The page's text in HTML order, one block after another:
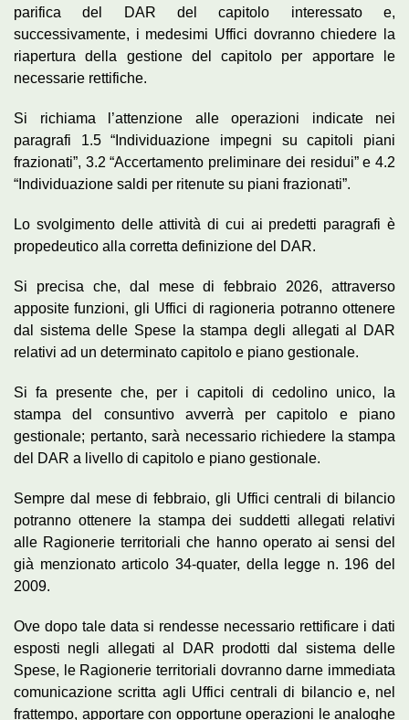
parifica del DAR del capitolo interessato e,
successivamente, i medesimi Uffici dovranno chiedere la
riapertura della gestione del capitolo per apportare le
necessarie rettifiche.
Si richiama l’attenzione alle operazioni indicate nei
paragrafi 1.5 “Individuazione impegni su capitoli piani
frazionati”, 3.2 “Accertamento preliminare dei residui” e 4.2
“Individuazione saldi per ritenute su piani frazionati”.
Lo svolgimento delle attività di cui ai predetti paragrafi è
propedeutico alla corretta definizione del DAR.
Si precisa che, dal mese di febbraio 2026, attraverso
apposite funzioni, gli Uffici di ragioneria potranno ottenere
dal sistema delle Spese la stampa degli allegati al DAR
relativi ad un determinato capitolo e piano gestionale.
Si fa presente che, per i capitoli di cedolino unico, la
stampa del consuntivo avverrà per capitolo e piano
gestionale; pertanto, sarà necessario richiedere la stampa
del DAR a livello di capitolo e piano gestionale.
Sempre dal mese di febbraio, gli Uffici centrali di bilancio
potranno ottenere la stampa dei suddetti allegati relativi
alle Ragionerie territoriali che hanno operato ai sensi del
già menzionato articolo 34-quater, della legge n. 196 del
2009.
Ove dopo tale data si rendesse necessario rettificare i dati
esposti negli allegati al DAR prodotti dal sistema delle
Spese, le Ragionerie territoriali dovranno darne immediata
comunicazione scritta agli Uffici centrali di bilancio e, nel
frattempo, apportare con opportune operazioni le analoghe